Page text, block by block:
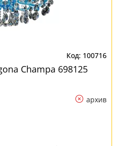
100716
Champa 698125
архив